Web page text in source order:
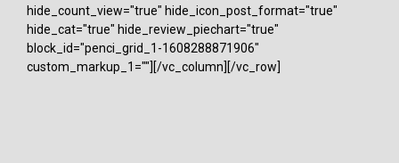
hide_count_view="true" hide_icon_post_format="true"
hide_cat="true" hide_review_piechart="true"
block_id="penci_grid_1-1608288871906"
custom_markup_1=""][/vc_column][/vc_row]